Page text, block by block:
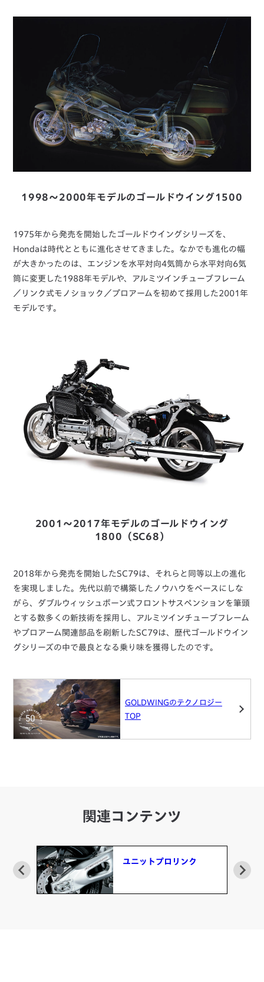
1998～2000年モデルのゴールドウイング1500
1975年から発売を開始したゴールドウイングシリーズを、
Hondaは時代とともに進化させてきました。なかでも進化の幅
が大きかったのは、エンジンを水平対向4気筒から水平対向6気
筒に変更した1988年モデルや、アルミツインチューブフレーム
／リンク式モノショック／プロアームを初めて採用した2001年
モデルです。
2001～2017年モデルのゴールドウイング
1800（SC68）
2018年から発売を開始したSC79は、それらと同等以上の進化
を実現しました。先代以前で構築したノウハウをベースにしな
がら、ダブルウィッシュボーン式フロントサスペンションを筆頭
とする数多くの新技術を採用し、アルミツインチューブフレーム
やプロアーム関連部品を刷新したSC79は、歴代ゴールドウイン
グシリーズの中で最良となる乗り味を獲得したのです。
GOLDWINGのテクノロジー
TOP
関連コンテンツ
ユニットプロリンク